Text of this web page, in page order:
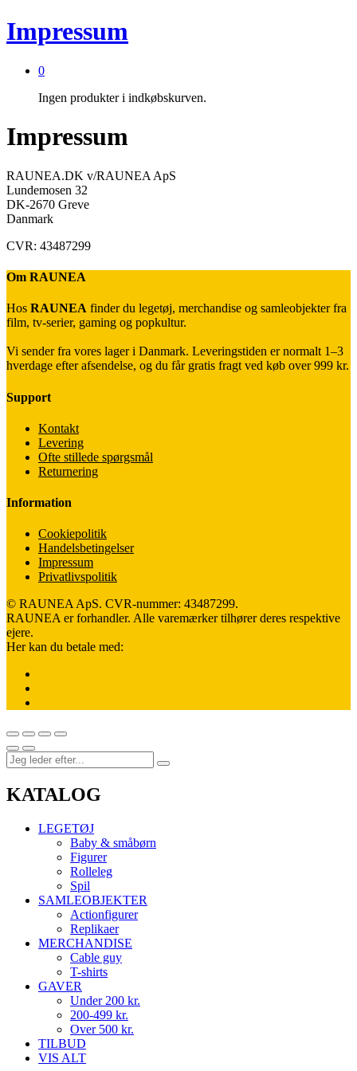
Impressum
0
Ingen produkter i indkøbskurven.
Impressum
RAUNEA.DK v/RAUNEA ApS
Lundemosen 32
DK-2670 Greve
Danmark
CVR: 43487299
Om RAUNEA
Hos RAUNEA finder du legetøj, merchandise og samleobjekter fra
film, tv-serier, gaming og popkultur.
Vi sender fra vores lager i Danmark. Leveringstiden er normalt 1–3
hverdage efter afsendelse, og du får gratis fragt ved køb over 999 kr.
Support
Kontakt
Levering
Ofte stillede spørgsmål
Returnering
Information
Cookiepolitik
Handelsbetingelser
Impressum
Privatlivspolitik
© RAUNEA ApS. CVR-nummer: 43487299.
RAUNEA er forhandler. Alle varemærker tilhører deres respektive
ejere.
Her kan du betale med:
KATALOG
LEGETØJ
Baby & småbørn
Figurer
Rolleleg
Spil
SAMLEOBJEKTER
Actionfigurer
Replikaer
MERCHANDISE
Cable guy
T-shirts
GAVER
Under 200 kr.
200-499 kr.
Over 500 kr.
TILBUD
VIS ALT